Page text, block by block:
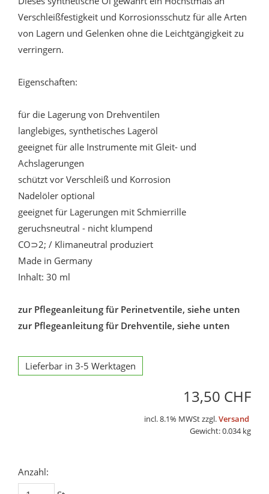
Verschleißfestigkeit und Korrosionsschutz für alle Arten
von Lagern und Gelenken ohne die Leichtgängigkeit zu
verringern.
Eigenschaften:
für die Lagerung von Drehventilen
langlebiges, synthetisches Lageröl
geeignet für alle Instrumente mit Gleit- und
Achslagerungen
schützt vor Verschleiß und Korrosion
Nadelöler optional
geeignet für Lagerungen mit Schmierrille
geruchsneutral - nicht klumpend
CO⊃2; / Klimaneutral produziert
Made in Germany
Inhalt: 30 ml
zur Pflegeanleitung für Perinetventile, siehe unten
zur Pflegeanleitung für Drehventile, siehe unten
Lieferbar in 3-5 Werktagen
13,50 CHF
incl. 8.1% MWSt zzgl.Versand
Gewicht: 0.034 kg
Anzahl: